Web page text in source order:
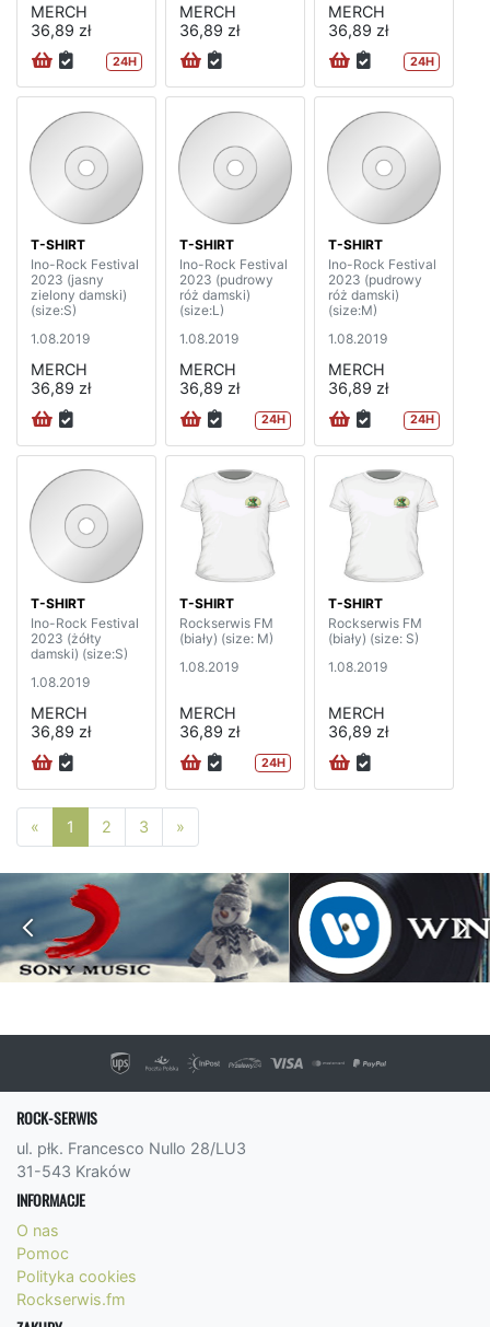
MERCH
36,89 zł
24H
MERCH
36,89 zł
MERCH
36,89 zł
24H
T-SHIRT
Ino-Rock Festival
2023 (jasny
zielony damski)
(size:S)
1.08.2019
MERCH
36,89 zł
T-SHIRT
Ino-Rock Festival
2023 (pudrowy
róż damski)
(size:L)
1.08.2019
MERCH
36,89 zł
24H
T-SHIRT
Ino-Rock Festival
2023 (pudrowy
róż damski)
(size:M)
1.08.2019
MERCH
36,89 zł
24H
T-SHIRT
Ino-Rock Festival
2023 (żółty
damski) (size:S)
1.08.2019
MERCH
36,89 zł
T-SHIRT
Rockserwis FM
(biały) (size: M)
1.08.2019
MERCH
36,89 zł
24H
T-SHIRT
Rockserwis FM
(biały) (size: S)
1.08.2019
MERCH
36,89 zł
« Poprzednia strona
1 2 3 »
ROCK-SERWIS
ul. płk. Francesco Nullo 28/LU3
31-543 Kraków
INFORMACJE
O nas
Pomoc
Polityka cookies
Rockserwis.fm